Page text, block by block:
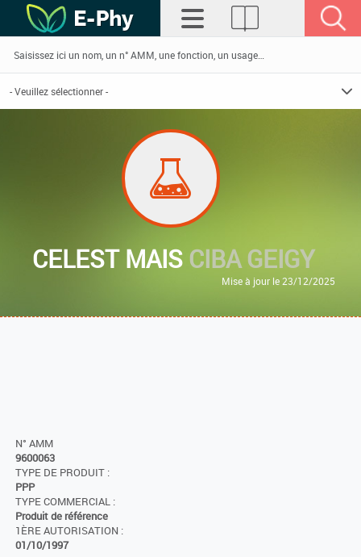
CELEST MAISCIBA GEIGY
Mise à jour le 23/12/2025
N° AMM
9600063
TYPE DE PRODUIT :
PPP
TYPE COMMERCIAL :
Produit de référence
1ÈRE AUTORISATION :
01/10/1997